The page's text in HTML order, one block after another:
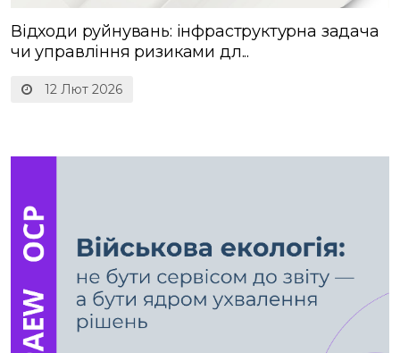
12 Лют 2026
Відходи руйнувань: інфраструктурна задача
чи управління ризиками дл...